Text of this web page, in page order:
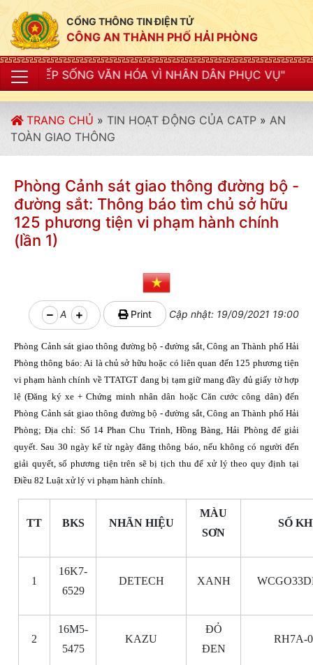
CỔNG THÔNG TIN ĐIỆN TỬ
CÔNG AN THÀNH PHỐ HẢI PHÒNG
HÓA VÌ NHÂN DÂN PHỤC VỤ"
TRANG CHỦ » TIN HOẠT ĐỘNG CỦA CATP » AN
TOÀN GIAO THÔNG
Phòng Cảnh sát giao thông đường bộ -
đường sắt: Thông báo tìm chủ sở hữu
125 phương tiện vi phạm hành chính
(lần 1)
A Print Cập nhật: 19/09/2021 19:00
Phòng Cảnh sát giao thông đường bộ - đường sắt, Công an Thành phố Hải
Phòng thông báo: Ai là chủ sở hữu hoặc có liên quan đến 125 phương tiện
vi phạm hành chính về TTATGT đang bị tạm giữ mang đầy đủ giấy tờ hợp
lệ (Đăng ký xe + Chứng minh nhân dân hoặc Căn cước công dân) đến
Phòng Cảnh sát giao thông đường bộ - đường sắt, Công an Thành phố Hải
Phòng; Địa chỉ: Số 14 Phan Chu Trinh, Hồng Bàng, Hải Phòng để giải
quyết. Sau 30 ngày kể từ ngày đăng thông báo, nếu không có người đến
giải quyết, số phương tiện trên sẽ bị tịch thu để xử lý theo quy định tại
Điều 82 Luật xử lý vi phạm hành chính.
TT BKS NHÃN HIỆU
MÀU
SƠN
SỐ
1
16K7-
6529
DETECH XANH
2
16M5-
5475
KAZU
ĐỎ
ĐEN
RH7A-